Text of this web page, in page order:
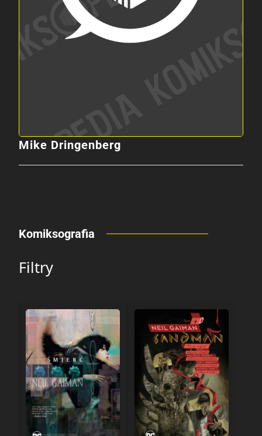
Mike Dringenberg
Komiksografia
Filtry